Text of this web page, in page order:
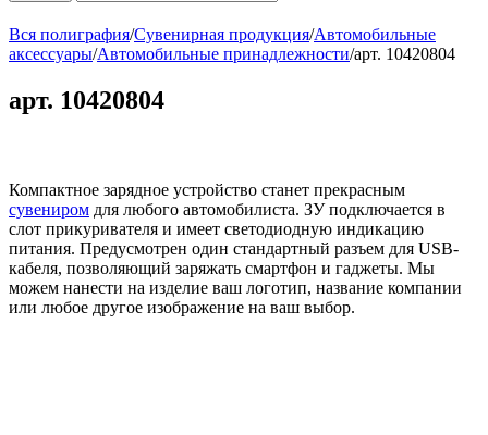
Вся полиграфия/Сувенирная продукция/Автомобильные
аксессуары/Автомобильные принадлежности/арт. 10420804
арт. 10420804
Компактное зарядное устройство станет прекрасным
сувениром для любого автомобилиста. ЗУ подключается в
слот прикуривателя и имеет светодиодную индикацию
питания. Предусмотрен один стандартный разъем для USB-
кабеля, позволяющий заряжать смартфон и гаджеты. Мы
можем нанести на изделие ваш логотип, название компании
или любое другое изображение на ваш выбор.